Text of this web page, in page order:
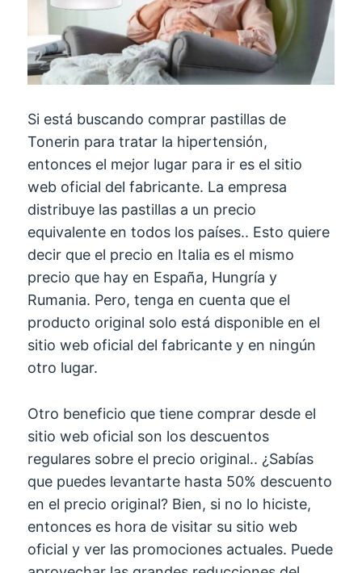
Si está buscando comprar pastillas de
Tonerin para tratar la hipertensión,
entonces el mejor lugar para ir es el sitio
web oficial del fabricante. La empresa
distribuye las pastillas a un precio
equivalente en todos los países.. Esto quiere
decir que el precio en Italia es el mismo
precio que hay en España, Hungría y
Rumania. Pero, tenga en cuenta que el
producto original solo está disponible en el
sitio web oficial del fabricante y en ningún
otro lugar.
Otro beneficio que tiene comprar desde el
sitio web oficial son los descuentos
regulares sobre el precio original.. ¿Sabías
que puedes levantarte hasta 50% descuento
en el precio original? Bien, si no lo hiciste,
entonces es hora de visitar su sitio web
oficial y ver las promociones actuales. Puede